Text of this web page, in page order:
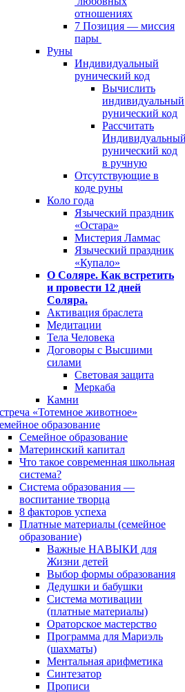
отношениях
7 Позиция — миссия
пары
Руны
Индивидуальный
рунический код
Вычислить
индивидуальный
рунический код
Рассчитать
рунический код
в ручную
Отсутствующие в
коде руны
Коло года
Языческий праздник
«Остара»
Мистерия Ламмас
Языческий праздник
«Купало»
О Соляре. Как встретить
и провести 12 дней
Соляра.
Активация браслета
Медитации
Тела Человека
Договоры с Высшими
силами
Световая защита
Меркаба
Камни
«Тотемное животное»
образование
Семейное образование
Материнский капитал
Что такое современная школьная
система?
Система образования —
воспитание творца
8 факторов успеха
Платные материалы (семейное
образование)
Важные НАВЫКИ для
Жизни детей
Выбор формы образования
Дедушки и бабушки
Система мотивации
(платные материалы)
Ораторское мастерство
Программа для Мариэль
(шахматы)
Ментальная арифметика
Синтезатор
Прописи